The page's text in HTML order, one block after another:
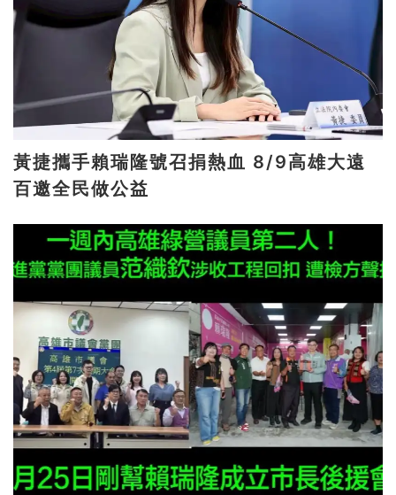
黃捷攜手賴瑞隆號召捐熱血 8/9高雄大遠
百邀全民做公益